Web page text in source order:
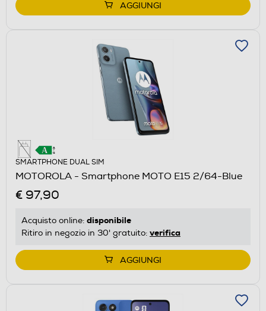
AGGIUNGI
SMARTPHONE DUAL SIM
MOTOROLA - Smartphone MOTO E15 2/64-Blue
€ 97,90
Acquisto online: disponibile
Ritiro in negozio in 30' gratuito: verifica
AGGIUNGI